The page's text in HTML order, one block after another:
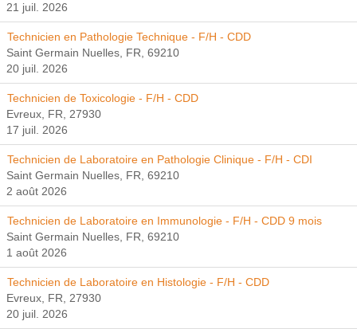
21 juil. 2026
Technicien en Pathologie Technique - F/H - CDD
Saint Germain Nuelles, FR, 69210
20 juil. 2026
Technicien de Toxicologie - F/H - CDD
Evreux, FR, 27930
17 juil. 2026
Technicien de Laboratoire en Pathologie Clinique - F/H - CDI
Saint Germain Nuelles, FR, 69210
2 août 2026
Technicien de Laboratoire en Immunologie - F/H - CDD 9 mois
Saint Germain Nuelles, FR, 69210
1 août 2026
Technicien de Laboratoire en Histologie - F/H - CDD
Evreux, FR, 27930
20 juil. 2026